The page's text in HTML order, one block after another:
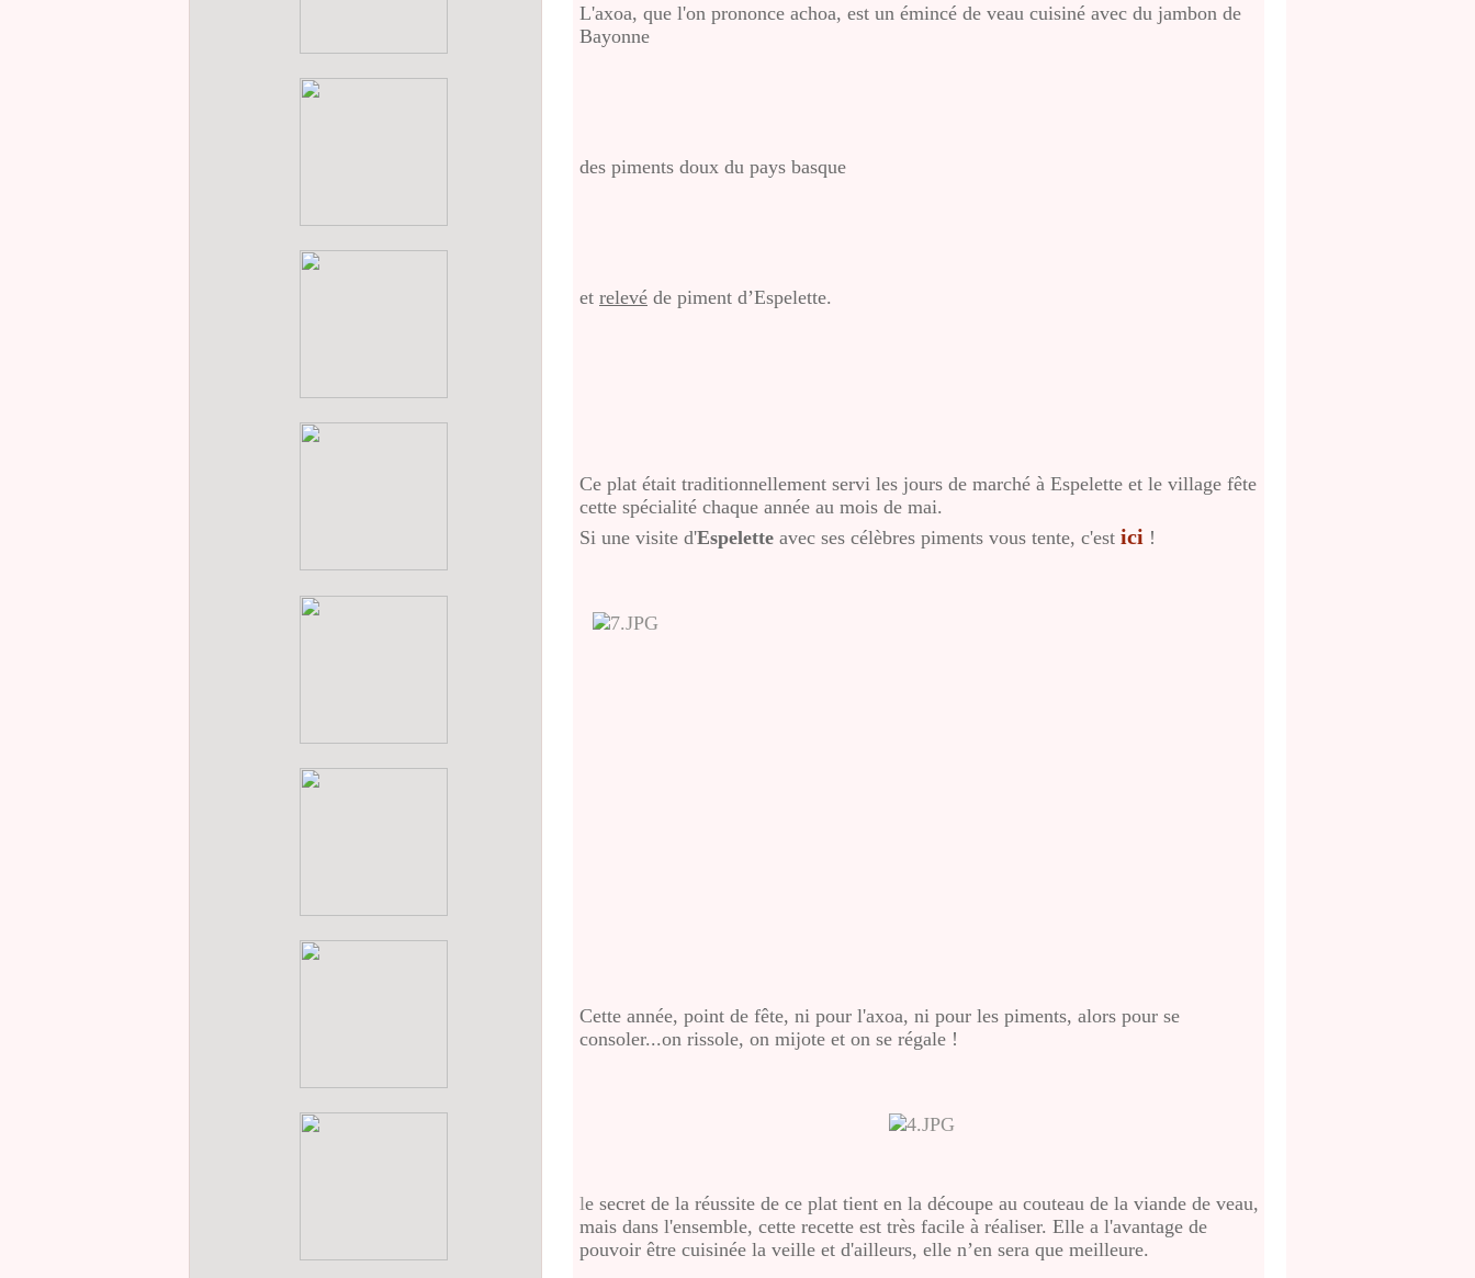
L'axoa, que l'on prononce achoa, est un émincé de veau cuisiné avec du jambon de
Bayonne
des piments doux du pays basque
et relevé de piment d’Espelette.
Ce plat était traditionnellement servi les jours de marché à Espelette et le village fête
cette spécialité chaque année au mois de mai.
Si une visite d'Espelette avec ses célèbres piments vous tente, c'est ici !
Cette année, point de fête, ni pour l'axoa, ni pour les piments, alors pour se
consoler...on rissole, on mijote et on se régale !
le secret de la réussite de ce plat tient en la découpe au couteau de la viande de veau,
mais dans l'ensemble, cette recette est très facile à réaliser. Elle a l'avantage de
pouvoir être cuisinée la veille et d'ailleurs, elle n’en sera que meilleure.